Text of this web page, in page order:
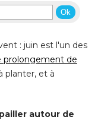
Ok
: juin est l'un des
prolongement de
planter, et à
pailler autour de